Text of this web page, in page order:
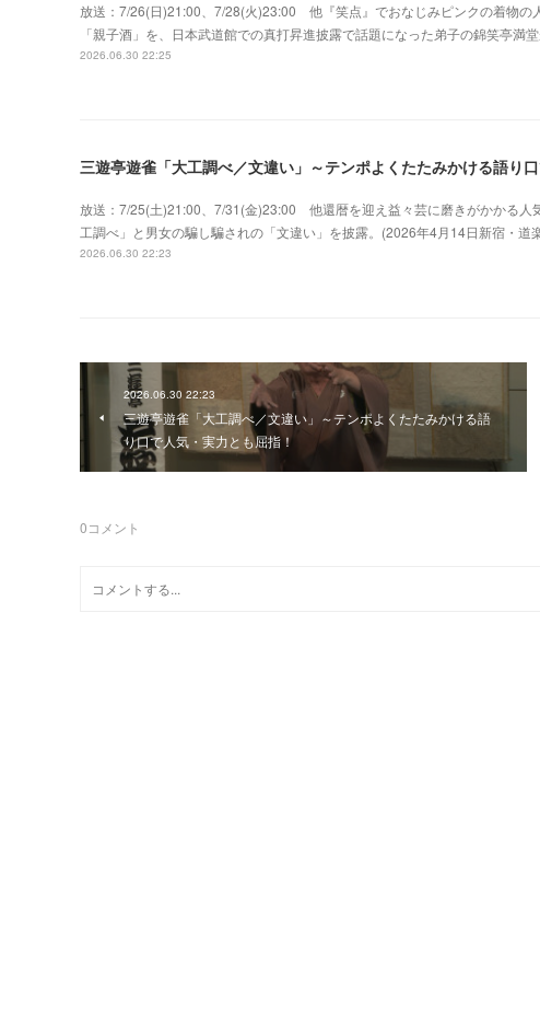
放送：7/26(日)21:00、7/28(火)23:00 他『笑点』でおなじみピンクの着物の
「親子酒」を、日本武道館での真打昇進披露で話題になった弟子の錦笑亭満
2026.06.30 22:25
三遊亭遊雀「大工調べ／文違い」～テンポよくたたみかける語り
放送：7/25(土)21:00、7/31(金)23:00 他還暦を迎え益々芸に磨きがかかる人
工調べ」と男女の騙し騙されの「文違い」を披露。(2026年4月14日新宿・
2026.06.30 22:23
2026.06.30 22:23
三遊亭遊雀「大工調べ／文違い」～テンポよくたたみかける語
り口で人気・実力とも屈指！
0コメント